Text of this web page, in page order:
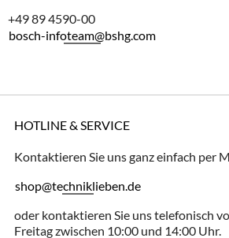
+49 89 4590-00
bosch-infoteam@bshg.com
HOTLINE & SERVICE
Kontaktieren Sie uns ganz einfach per
shop@techniklieben.de
oder kontaktieren Sie uns telefonisch
Freitag zwischen 10:00 und 14:00 Uhr.